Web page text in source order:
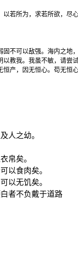
若所为，求若所欲，尽
不可以敌强。海内之
以教我。我虽不敏，请尝
产，因无恒心。苟无
人之幼。
帛矣。
以食肉矣。
以无饥矣。
者不负戴于道路